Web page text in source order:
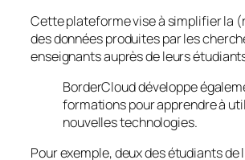
Cette plateforme vise à simplifier la
des données produites par les
enseignants auprès de leurs
BorderCloud développe
formations pour apprendre à
nouvelles technologies.
Pour exemple, deux des étudiants de